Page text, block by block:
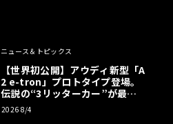
ニュース＆トピックス
【世界初公開】アウディ新型「A
2 e-tron」プロトタイプ登場。
伝説の“3リッターカー”が最高
効率エントリーBEVとして復活
【画像38枚】
2026 8/4